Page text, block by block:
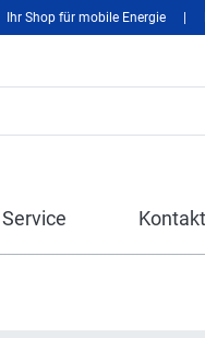
Ihr Shop für mobile Energie
Service Kontakt